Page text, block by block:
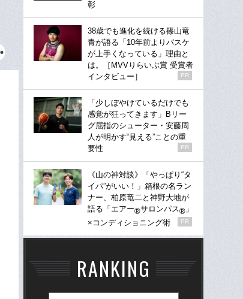
彰
38歳でも進化を続ける篠山竜
青が語る「10年前よりバスケ
が上手くなっている」理由と
は。［MVVりらいぶ賞 受賞者
インタビュー］
PR
「少しぼやけているだけでも
感覚が狂ってきます」Bリー
グ屈指のシューター・安藤周
人が明かす“見える”ことの重
要性
PR
《山の神対談》「やっぱり“タ
イパ”がいい！」箱根の名ラン
ナー、柏原竜二と神野大地が
語る「エアー®サロンパス® 」
×コンディショニング術
PR
RANKING